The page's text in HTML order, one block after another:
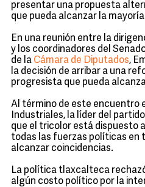
presentar una propuesta
que pueda alcanzar la
En una reunión entre la
y los coordinadores del
de la Cámara de Diputados,
la decisión de arribar a una
progresista que pueda
Al término de este encuentro
Industriales, la líder del
que el tricolor está dispuesto
todas las fuerzas políticas en
alcanzar coincidencias.
La política tlaxcalteca
algún costo político por la